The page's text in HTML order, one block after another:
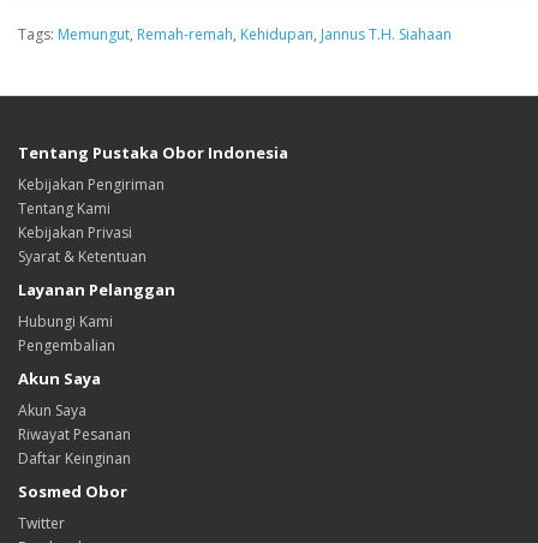
Tags: Memungut, Remah-remah, Kehidupan, Jannus T.H. Siahaan
Tentang Pustaka Obor Indonesia
Kebijakan Pengiriman
Tentang Kami
Kebijakan Privasi
Syarat & Ketentuan
Layanan Pelanggan
Hubungi Kami
Pengembalian
Akun Saya
Akun Saya
Riwayat Pesanan
Daftar Keinginan
Sosmed Obor
Twitter